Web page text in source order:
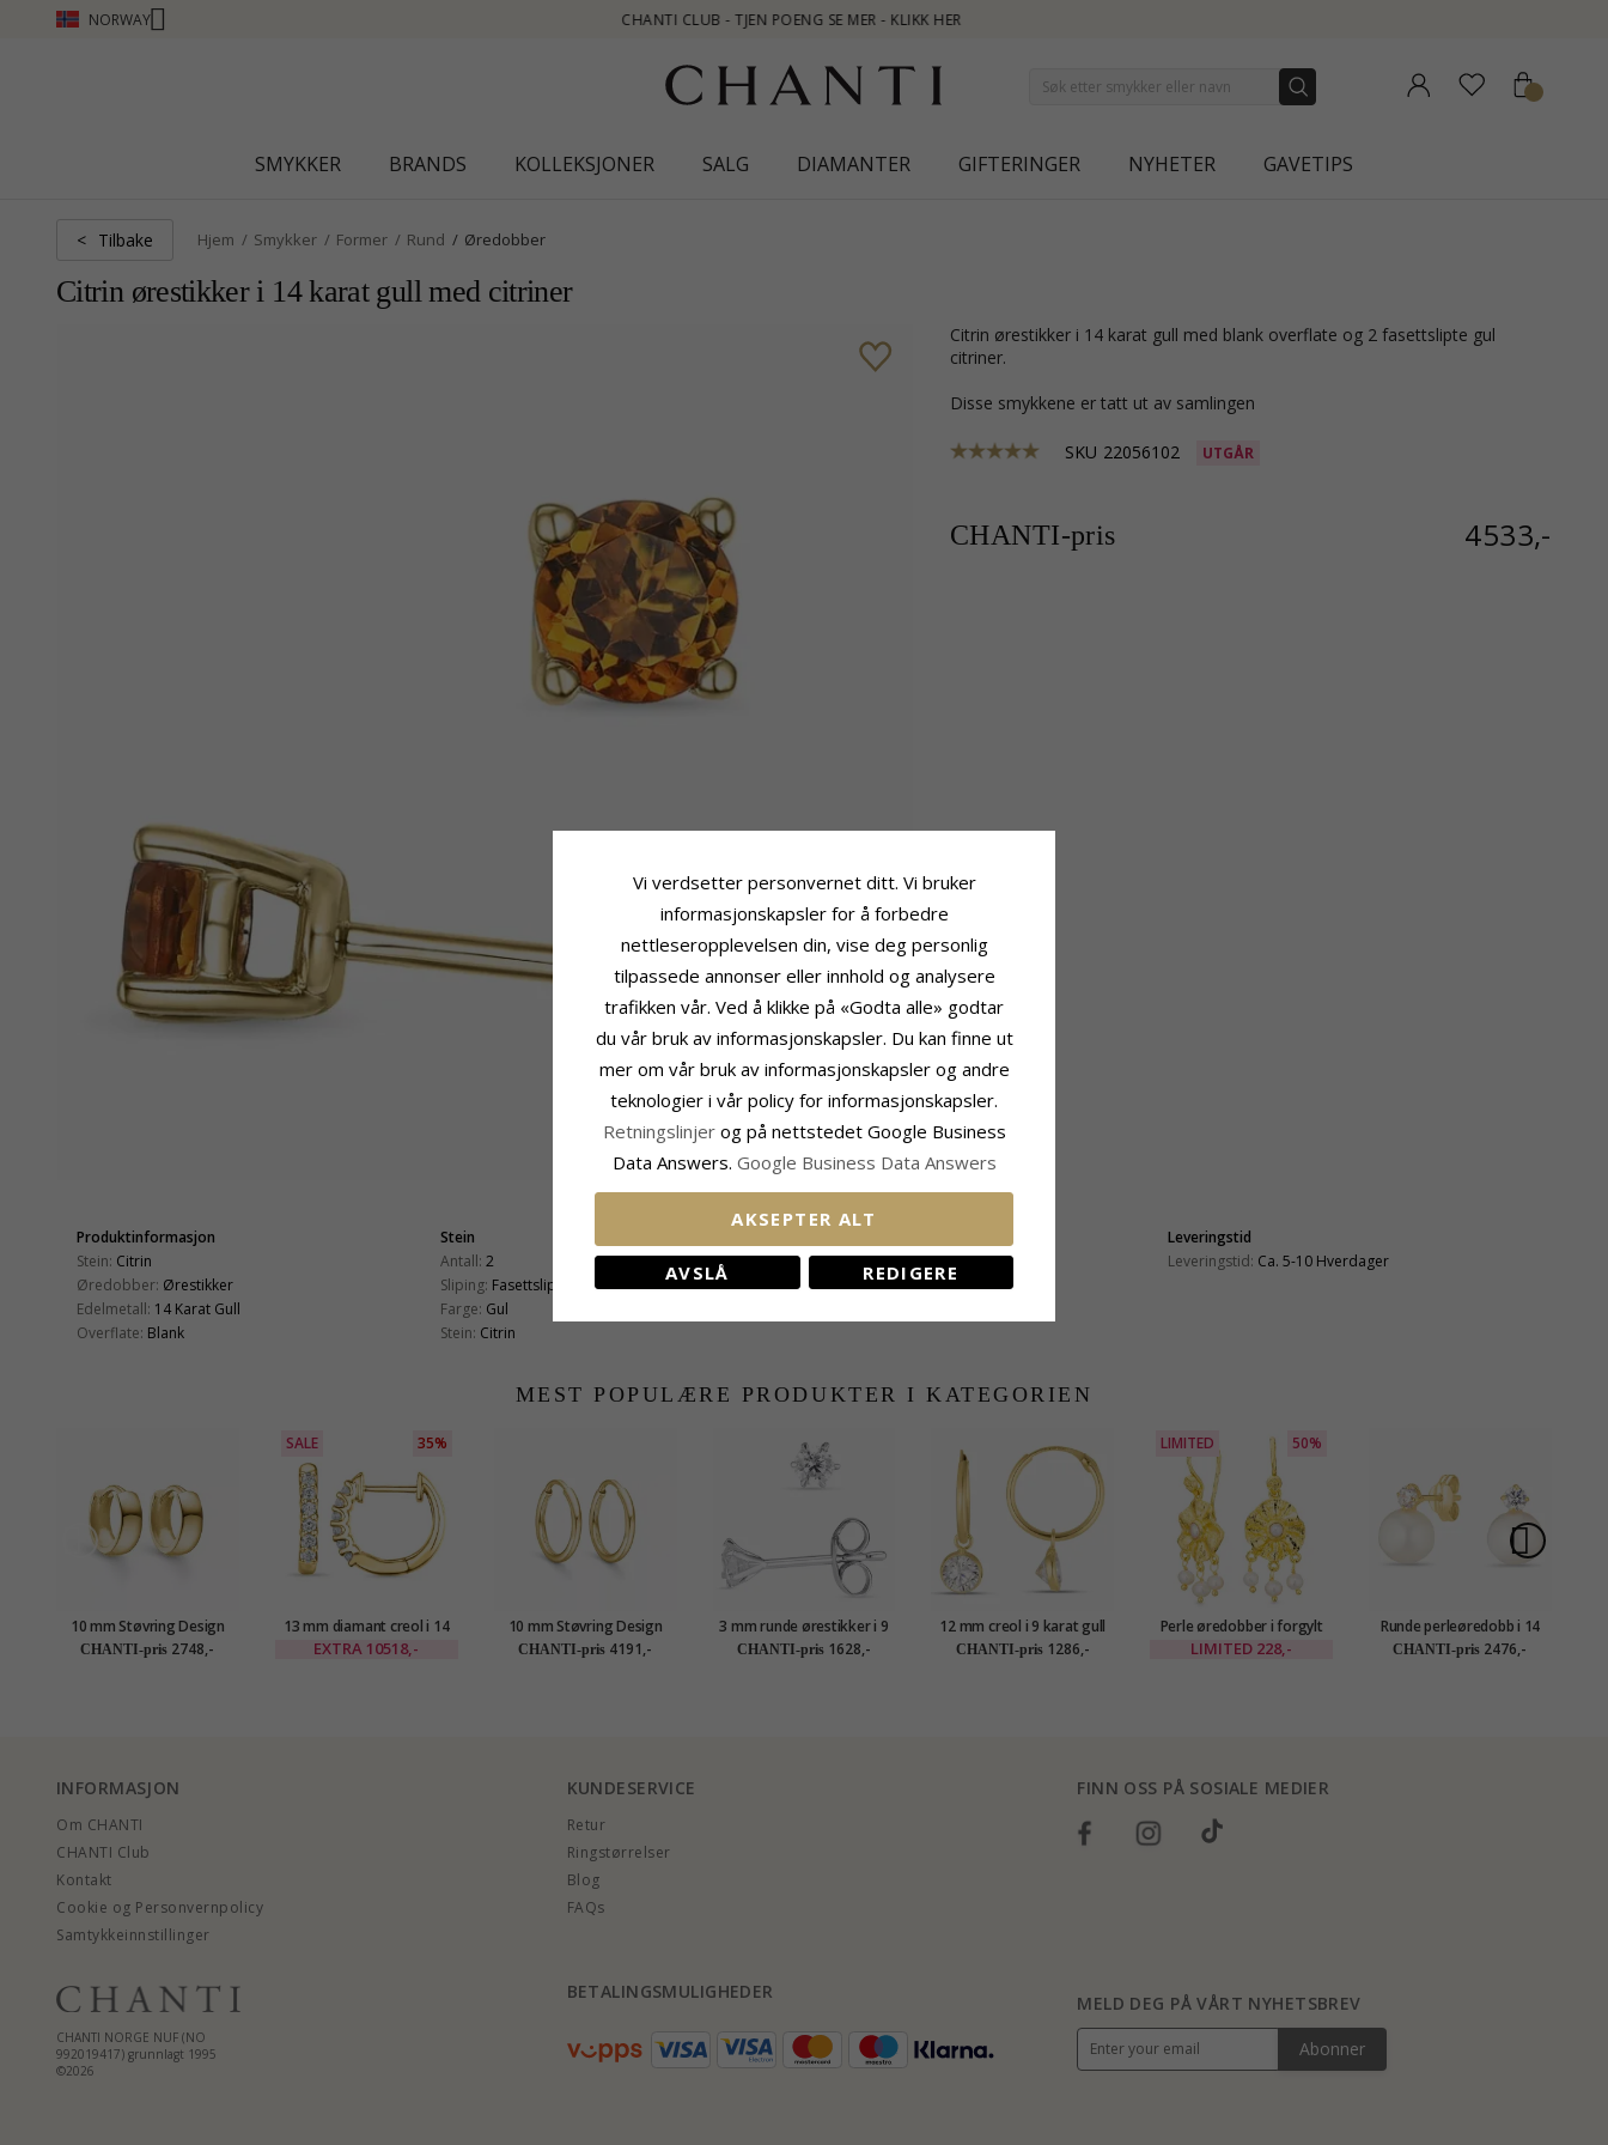
NORWAY
SMYKKER BRANDS KOLLEKSJONER SALG DIAMANTER GIFTERINGER NYHETER GAVETIPS
< Tilbake Hjem Smykker Former Rund Øredobber
Citrin ørestikker i 14 karat gull med citriner
citrin ørestikker i 14 karat gull med blank overflate og 2 fasettslipte gul
citriner.
Disse smykkene er tatt ut av samlingen
SKU 22056102 UTGÅR
CHANTI-pris 4533,-
Produktinformasjon
Stein: Citrin
Øredobber: Ørestikker
Edelmetall: 14 Karat Gull
Overflate: Blank
Stein
Antall: 2
Sliping: Fasettslipt
Farge: Gul
Stein: Citrin
Bredde:4,1 mm
Dybde:4,1 mm
Leveringstid
Leveringstid: Ca. 5-10 Hverdager
MEST POPULÆRE PRODUKTER I KATEGORIEN
10 mm Støvring Design
creol i 8 karat
CHANTI-pris 2748,-
SALE 35%
13 mm diamant creol i 14
karat gull med diamant
EXTRA 10518,-
10 mm Støvring Design
creol i 14 karat gull
CHANTI-pris 4191,-
3 mm runde ørestikker i 9
karat hvitt gull med zirkon
CHANTI-pris 1628,-
12 mm creol i 9 karat gull
med zirkon - Gold
Collection
CHANTI-pris 1286,-
LIMITED 50%
Perle øredobber i forgylt
messing - Eliné
LIMITED 228,-
Runde perleøredobb i 14
karat gull med zirkon -
Gold Collection
CHANTI-pris 2476,-
INFORMASJON
Om CHANTI
CHANTI Club
Kontakt
Cookie og Personvernpolicy
Samtykkeinnstillinger
KUNDESERVICE
Retur
Ringstørrelser
Blog
FAQs
FINN OSS PÅ SOSIALE MEDIER
CHANTI NORGE NUF (NO
992019417) grunnlagt 1995
©2026
BETALINGSMULIGHEDER
MELD DEG PÅ VÅRT NYHETSBREV
Abonner
Vi verdsetter personvernet ditt. Vi bruker
informasjonskapsler for å forbedre
nettleseropplevelsen din, vise deg personlig
tilpassede annonser eller innhold og analysere
trafikken vår. Ved å klikke på «Godta alle» godtar
du vår bruk av informasjonskapsler. Du kan finne ut
mer om vår bruk av informasjonskapsler og andre
teknologier i vår policy for informasjonskapsler.
Retningslinjer og på nettstedet Google Business
Data Answers. Google Business Data Answers
AKSEPTER ALT
AVSLÅ REDIGERE